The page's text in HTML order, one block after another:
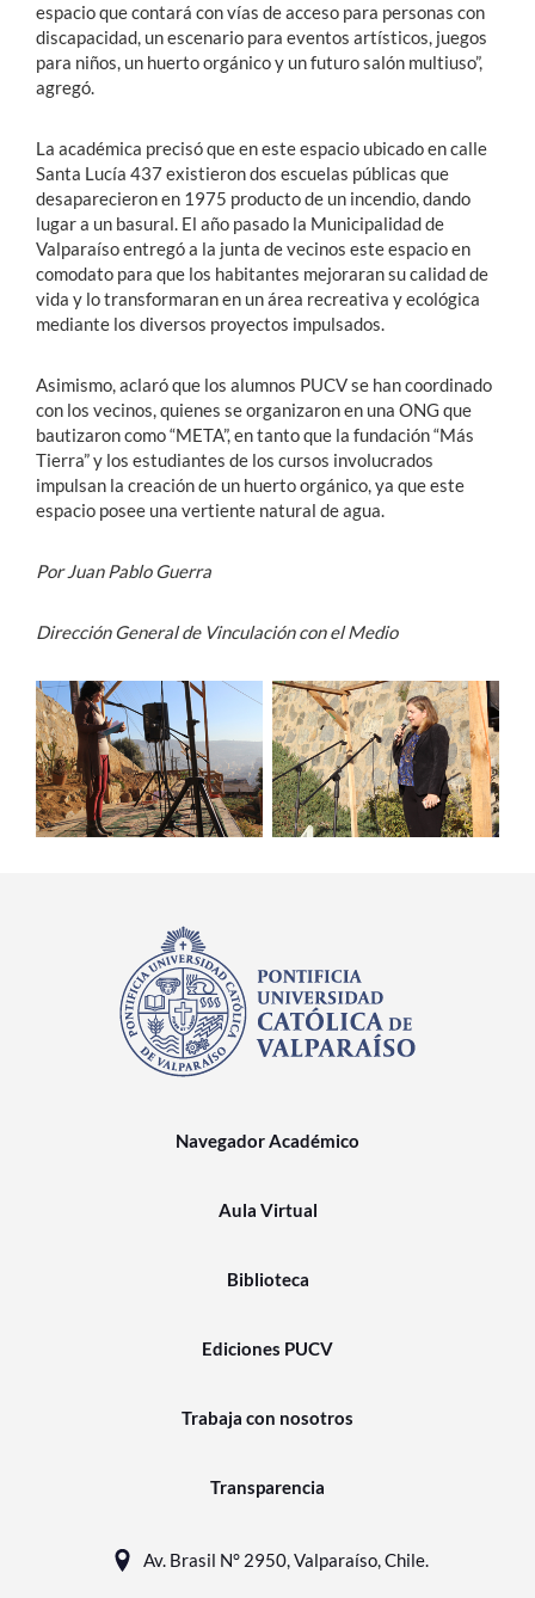
espacio que contará con vías de acceso para personas con
discapacidad, un escenario para eventos artísticos, juegos
para niños, un huerto orgánico y un futuro salón multiuso”,
agregó.
La académica precisó que en este espacio ubicado en calle
Santa Lucía 437 existieron dos escuelas públicas que
desaparecieron en 1975 producto de un incendio, dando
lugar a un basural. El año pasado la Municipalidad de
Valparaíso entregó a la junta de vecinos este espacio en
comodato para que los habitantes mejoraran su calidad de
vida y lo transformaran en un área recreativa y ecológica
mediante los diversos proyectos impulsados.
Asimismo, aclaró que los alumnos PUCV se han coordinado
con los vecinos, quienes se organizaron en una ONG que
bautizaron como “META”, en tanto que la fundación “Más
Tierra” y los estudiantes de los cursos involucrados
impulsan la creación de un huerto orgánico, ya que este
espacio posee una vertiente natural de agua.
Por Juan Pablo Guerra
Dirección General de Vinculación con el Medio
Navegador Académico
Aula Virtual
Biblioteca
Ediciones PUCV
Trabaja con nosotros
Transparencia
Av. Brasil N° 2950, Valparaíso, Chile.